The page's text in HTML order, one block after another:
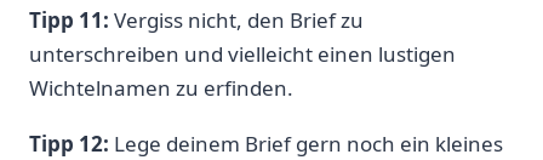
Tipp 11: Vergiss nicht, den Brief zu
unterschreiben und vielleicht einen lustigen
Wichtelnamen zu erfinden.
Tipp 12: Lege deinem Brief gern noch ein kleines